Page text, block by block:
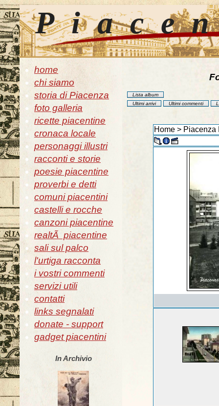
home
chi siamo
storia di Piacenza
foto galleria
ricette piacentine
cronaca locale
personaggi illustri
racconti e storie
poesie piacentine
proverbi e detti
comuni piacentini
castelli e rocche
canzoni piacentine
realtÃ piacentine
sali sul palco
l'urtiga racconta
i vostri commenti
servizi utili
contatti
links segnalati
donate - support
gadget piacentini
In Archivio
Lista album
Ultimi arrivi
Ultimi commenti
Home> Piacenza